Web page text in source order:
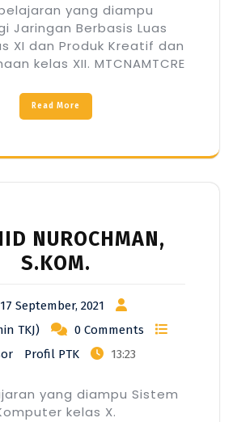
Jaringan Berbasis Luas
XI dan Produk Kreatif dan
kelas XII. MTCNAMTCRE
Read More
NUROCHMAN,
S.KOM.
17 September, 2021
TKJ)
0 Comments
Profil PTK 13:23
kelas X.